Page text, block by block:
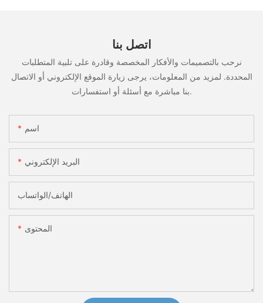
اتصل بنا
نرحب بالتصميمات والأفكار المخصصة وقادرة على تلبية المتطلبات
المحددة. لمزيد من المعلومات، يرجى زيارة الموقع الإلكتروني أو الاتصال
بنا مباشرة مع أسئلة أو استفسارات.
اسم
البريد الإلكتروني
الهاتف/الواتساب
المحتوى